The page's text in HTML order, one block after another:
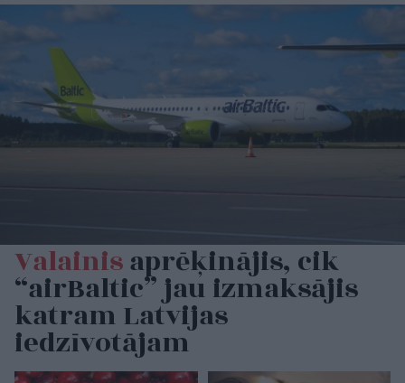
Valainisaprēķinājis, cik
“airBaltic” jau izmaksājis
katram Latvijas
iedzīvotājam